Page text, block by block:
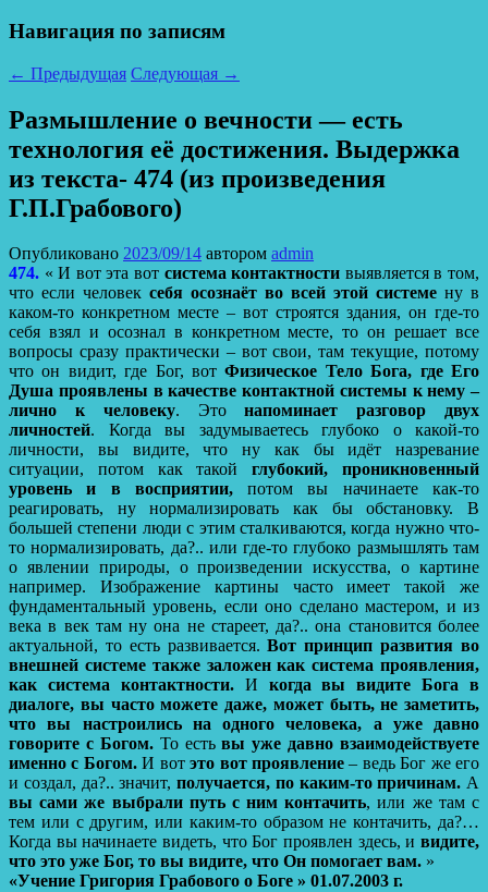
Навигация по записям
← Предыдущая Следующая →
Размышление о вечности — есть
технология её достижения. Выдержка
из текста- 474 (из произведения
Г.П.Грабового)
Опубликовано 2023/09/14 автором admin
474. « И вот эта вот система контактности выявляется в том,
что если человек себя осознаёт во всей этой системе ну в
каком-то конкретном месте – вот строятся здания, он где-то
себя взял и осознал в конкретном месте, то он решает все
вопросы сразу практически – вот свои, там текущие, потому
что он видит, где Бог, вотФизическое Тело Бога, где Его
Душа проявлены в качестве контактной системы к нему –
лично к человеку. Этонапоминает разговор двух
личностей. Когда вы задумываетесь глубоко о какой-то
личности, вы видите, что ну как бы идёт назревание
ситуации, потом как такойглубокий, проникновенный
уровень и в восприятии,потом вы начинаете как-то
реагировать, ну нормализировать как бы обстановку. В
большей степени люди с этим сталкиваются, когда нужно что-
то нормализировать, да?.. или где-то глубоко размышлять там
о явлении природы, о произведении искусства, о картине
например. Изображение картины часто имеет такой же
фундаментальный уровень, если оно сделано мастером, и из
века в век там ну она не стареет, да?.. она становится более
актуальной, то есть развивается.Вот принцип развития во
внешней системе также заложен как система проявления,
как система контактности.И когда вы видите Бога в
диалоге, вы часто можете даже, может быть, не заметить,
что вы настроились на одного человека, а уже давно
говорите с Богом.То естьвы уже давно взаимодействуете
именно с Богом.И вотэто вот проявление– ведь Бог же его
и создал, да?.. значит, получается, по каким-то причинам. А
вы сами же выбрали путь с ним контачить, или же там с
тем или с другим, или каким-то образом не контачить, да?…
Когда вы начинаете видеть, что Бог проявлен здесь, и видите,
что это уже Бог, то вы видите, что Он помогает вам. »
«Учение Григория Грабового о Боге » 01.07.2003 г.